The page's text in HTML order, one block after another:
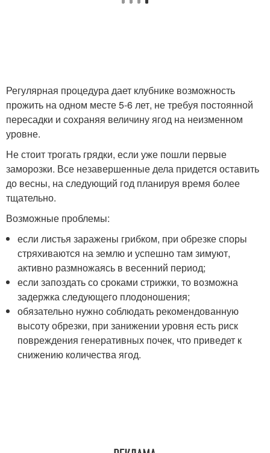
Регулярная процедура дает клубнике возможность
прожить на одном месте 5-6 лет, не требуя постоянной
пересадки и сохраняя величину ягод на неизменном
уровне.
Не стоит трогать грядки, если уже пошли первые
заморозки. Все незавершенные дела придется оставить
до весны, на следующий год планируя время более
тщательно.
Возможные проблемы:
если листья заражены грибком, при обрезке споры
стряхиваются на землю и успешно там зимуют,
активно размножаясь в весенний период;
если запоздать со сроками стрижки, то возможна
задержка следующего плодоношения;
обязательно нужно соблюдать рекомендованную
высоту обрезки, при занижении уровня есть риск
повреждения генеративных почек, что приведет к
снижению количества ягод.